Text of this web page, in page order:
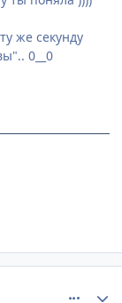
же секунду
0__0